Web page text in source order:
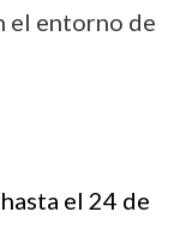
el entorno de
el 24 de